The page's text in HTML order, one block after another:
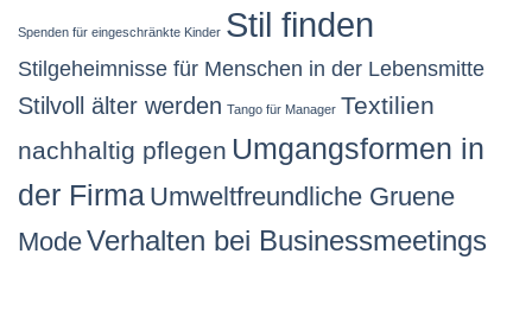
Spenden für eingeschränkte Kinder Stil finden
Stilgeheimnisse für Menschen in der Lebensmitte
Stilvoll älter werden Tango für Manager Textilien
nachhaltig pflegen Umgangsformen in
der Firma Umweltfreundliche Gruene
ModeVerhalten bei Businessmeetings